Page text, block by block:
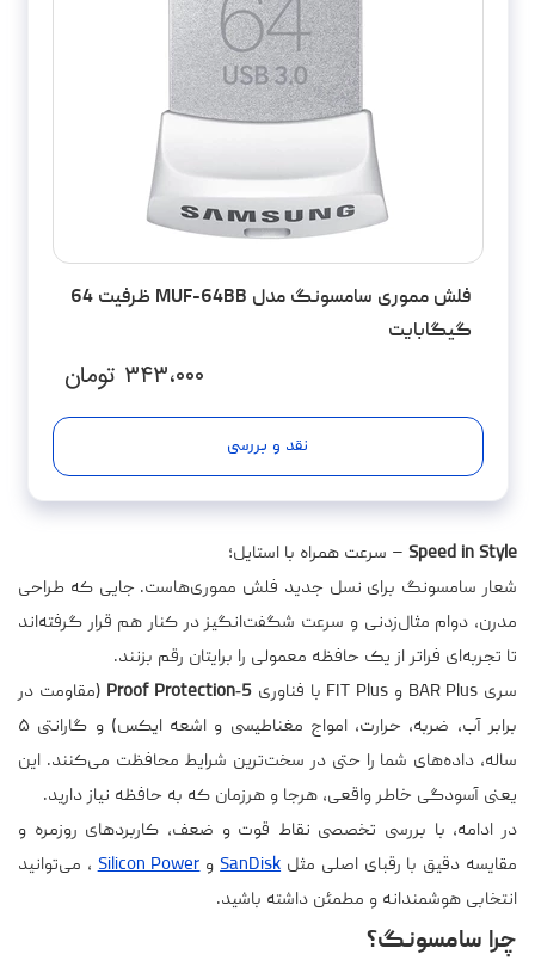
فلش مموری سامسونگ مدل MUF-64BB ظرفیت 64
گیگابایت
۳۴۳،۰۰۰ تومان
نقد و بررسی
Speed in Style – سرعت همراه با استایل؛
شعار سامسونگ برای نسل جدید فلش مموری‌هاست. جایی که طراحی
مدرن، دوام مثال‌زدنی و سرعت شگفت‌انگیز در کنار هم قرار گرفته‌اند
تا تجربه‌ای فراتر از یک حافظه معمولی را برایتان رقم بزنند.
سری BAR Plus و FIT Plus با فناوری
5‑Proof Protection
(مقاومت در
برابر آب، ضربه، حرارت، امواج مغناطیسی و اشعه ایکس) و گارانتی ۵
ساله، داده‌های شما را حتی در سخت‌ترین شرایط محافظت می‌کنند. این
یعنی آسودگی خاطر واقعی، هرجا و هرزمان که به حافظه نیاز دارید.
در ادامه، با بررسی تخصصی نقاط قوت و ضعف، کاربردهای روزمره و
مقایسه دقیق با رقبای اصلی مثلSanDiskوSilicon Power، می‌توانید
انتخابی هوشمندانه و مطمئن داشته باشید.
چرا سامسونگ؟